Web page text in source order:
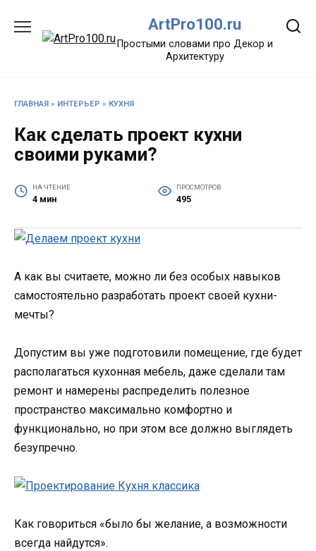
содержанию
ArtPro100.ru
Простыми словами про Декор и
Архитектуру
ГЛАВНАЯ » ИНТЕРЬЕР » КУХНЯ
Как сделать проект кухни
своими руками?
НА ЧТЕНИЕ
4 мин
ПРОСМОТРОВ
495
А как вы считаете, можно ли без особых навыков
самостоятельно разработать проект своей кухни-
мечты?
Допустим вы уже подготовили помещение, где будет
располагаться кухонная мебель, даже сделали там
ремонт и намерены распределить полезное
пространство максимально комфортно и
функционально, но при этом все должно выглядеть
безупречно.
Как говориться «было бы желание, а возможности
всегда найдутся».